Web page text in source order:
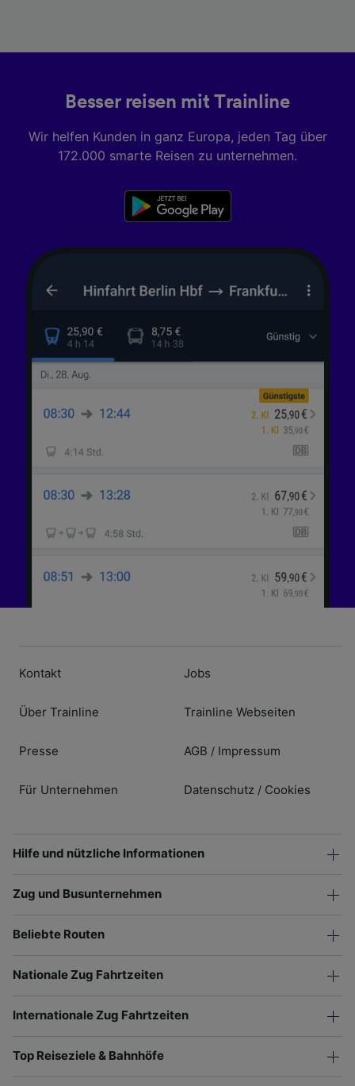
Besser reisen mit Trainline
Wir helfen Kunden in ganz Europa, jeden Tag über
172.000 smarte Reisen zu unternehmen.
Kontakt
Über Trainline
Presse
Für Unternehmen
Jobs
Trainline Webseiten
AGB / Impressum
Datenschutz / Cookies
Hilfe und nützliche Informationen
Zug und Busunternehmen
Beliebte Routen
Nationale Zug Fahrtzeiten
Internationale Zug Fahrtzeiten
Top Reiseziele & Bahnhöfe
Personalisierte Werbung und Inhalte, Messung
Entwicklung und Verbesserung von
Liste der Partner (Lieferanten)